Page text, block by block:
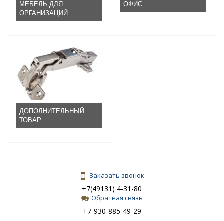
МЕБЕЛЬ ДЛЯ
ОРГАНИЗАЦИЙ
ОФИС
ДОПОЛНИТЕЛЬНЫЙ
ТОВАР
Заказать звонок
+7(49131) 4-31-80
Обратная связь
+7-930-885-49-29